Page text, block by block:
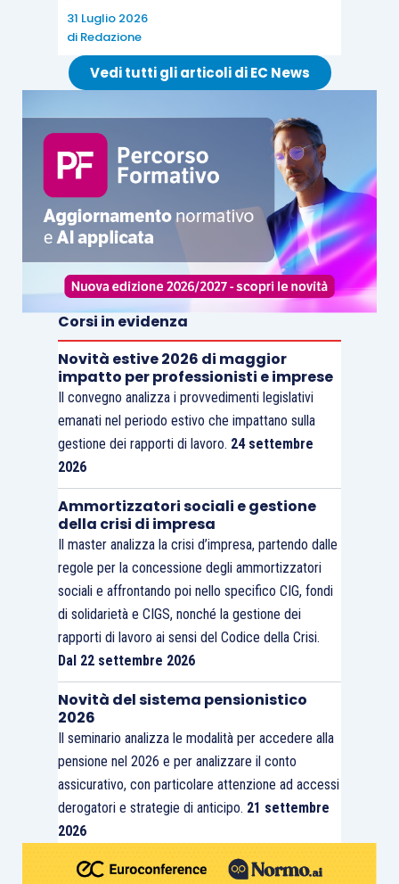
31 Luglio 2026
di Redazione
Vedi tutti gli articoli di EC News
Corsi in evidenza
Novità estive 2026 di maggior
impatto per professionisti e imprese
Il convegno analizza i provvedimenti legislativi
emanati nel periodo estivo che impattano sulla
gestione dei rapporti di lavoro. 24 settembre
2026
Ammortizzatori sociali e gestione
della crisi di impresa
Il master analizza la crisi d’impresa, partendo dalle
regole per la concessione degli ammortizzatori
sociali e affrontando poi nello specifico CIG, fondi
di solidarietà e CIGS, nonché la gestione dei
rapporti di lavoro ai sensi del Codice della Crisi.
Dal 22 settembre 2026
Novità del sistema pensionistico
2026
Il seminario analizza le modalità per accedere alla
pensione nel 2026 e per analizzare il conto
assicurativo, con particolare attenzione ad accessi
derogatori e strategie di anticipo. 21 settembre
2026